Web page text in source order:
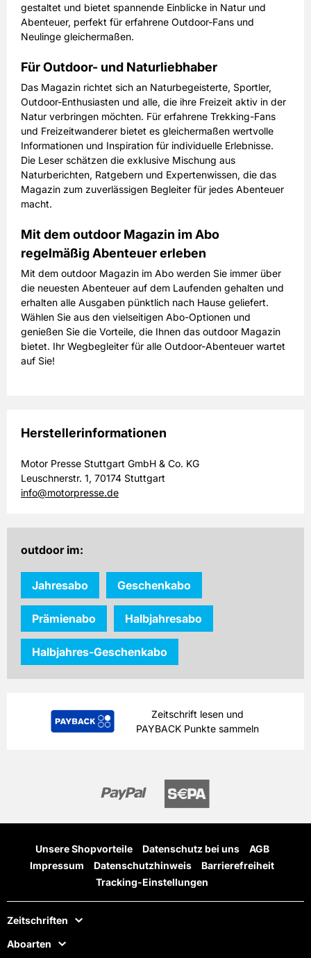
gestaltet und bietet spannende Einblicke in Natur und
Abenteuer, perfekt für erfahrene Outdoor-Fans und
Neulinge gleichermaßen.
Für Outdoor- und Naturliebhaber
Das Magazin richtet sich an Naturbegeisterte, Sportler,
Outdoor-Enthusiasten und alle, die ihre Freizeit aktiv in der
Natur verbringen möchten. Für erfahrene Trekking-Fans
und Freizeitwanderer bietet es gleichermaßen wertvolle
Informationen und Inspiration für individuelle Erlebnisse.
Die Leser schätzen die exklusive Mischung aus
Naturberichten, Ratgebern und Expertenwissen, die das
Magazin zum zuverlässigen Begleiter für jedes Abenteuer
macht.
Mit dem outdoor Magazin im Abo
regelmäßig Abenteuer erleben
Mit dem outdoor Magazin im Abo werden Sie immer über
die neuesten Abenteuer auf dem Laufenden gehalten und
erhalten alle Ausgaben pünktlich nach Hause geliefert.
Wählen Sie aus den vielseitigen Abo-Optionen und
genießen Sie die Vorteile, die Ihnen das outdoor Magazin
bietet. Ihr Wegbegleiter für alle Outdoor-Abenteuer wartet
auf Sie!
Herstellerinformationen
Motor Presse Stuttgart GmbH & Co. KG
Leuschnerstr. 1, 70174 Stuttgart
info@motorpresse.de
outdoor im:
Jahresabo Geschenkabo
Prämienabo Halbjahresabo
Halbjahres-Geschenkabo
Zeitschrift lesen und
PAYBACK Punkte sammeln
Unsere Shopvorteile Datenschutz bei uns
AGB
Impressum
Datenschutzhinweis
Barrierefreiheit
Tracking-Einstellungen
Zeitschriften
Aboarten